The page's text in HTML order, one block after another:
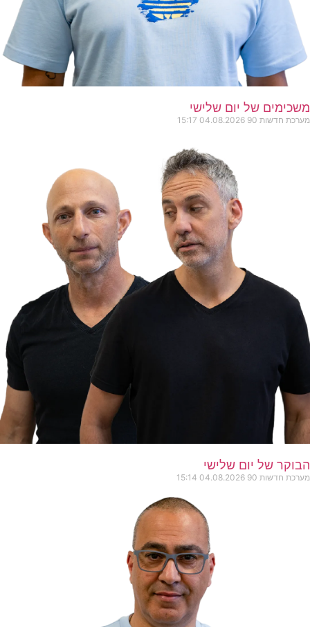
משכימים של יום שלישי
מערכת חדשות 90 04.08.2026
15:17
הבוקר של יום שלישי
מערכת חדשות 90 04.08.2026
15:14